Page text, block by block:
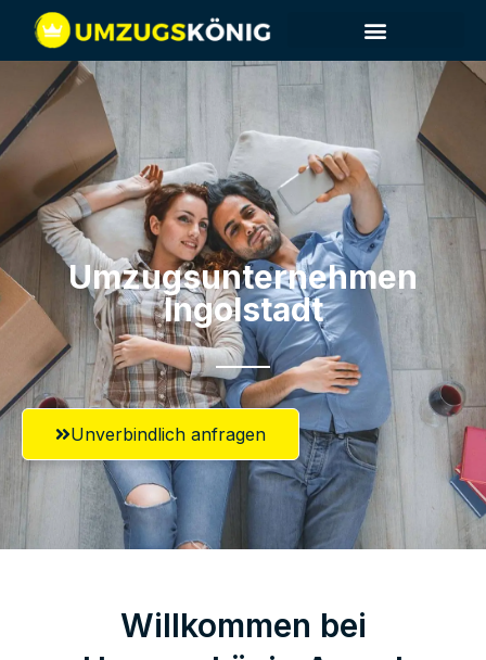
Umzugsunternehmen
Ingolstadt
Unverbindlich anfragen
Willkommen bei